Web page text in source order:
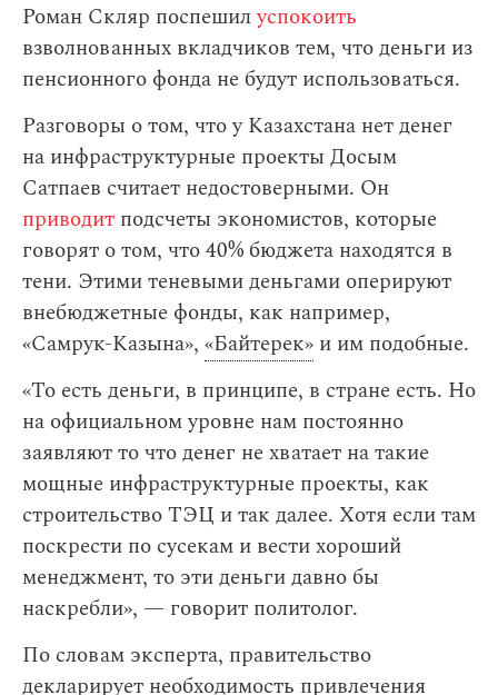
Роман Скляр поспешилуспокоить
взволнованных вкладчиков тем, что деньги из
пенсионного фонда не будут использоваться.
Разговоры о том, что у Казахстана нет денег
на инфраструктурные проекты Досым
Сатпаев считает недостоверными. Он
приводит подсчеты экономистов, которые
говорят о том, что 40% бюджета находятся в
тени. Этими теневыми деньгами оперируют
внебюджетные фонды, как например,
«Самрук-Казына», «Байтерек» и им подобные.
«То есть деньги, в принципе, в стране есть. Но
на официальном уровне нам постоянно
заявляют то что денег не хватает на такие
мощные инфраструктурные проекты, как
строительство ТЭЦ и так далее. Хотя если там
поскрести по сусекам и вести хороший
менеджмент, то эти деньги давно бы
наскребли», — говорит политолог.
По словам эксперта, правительство
декларирует необходимость привлечения